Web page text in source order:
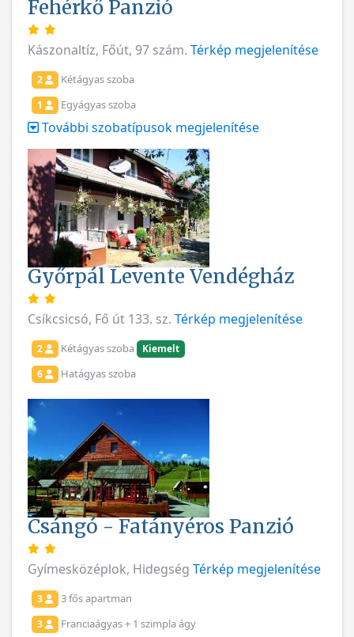
Fehérkő Panzió
Kászonaltíz, Főút, 97 szám. Térkép megjelenítése
2 Kétágyas szoba
1 Egyágyas szoba
További szobatípusok megjelenítése
Győrpál Levente Vendégház
Csíkcsicsó, Fő út 133. sz. Térkép megjelenítése
2 Kétágyas szoba
Kiemelt
6
Hatágyas szoba
Csángó - Fatányéros Panzió
Gyímesközéplok, Hidegség Térkép megjelenítése
3 3 fős apartman
3 Franciaágyas + 1 szimpla ágy